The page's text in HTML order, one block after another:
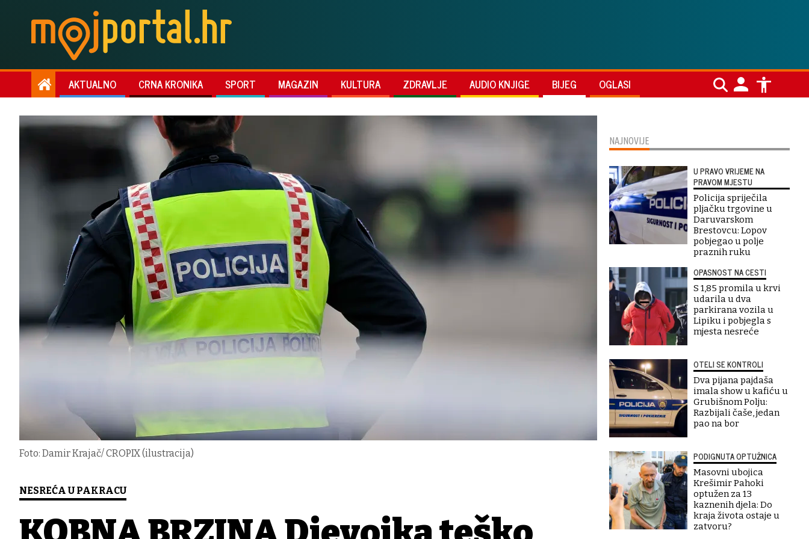
AKTUALNO CRNA KRONIKA SPORT MAGAZIN KULTURA ZDRAVLJE AUDIO KNJIGE BIJEG OGLASI
Foto: Damir Krajač/ CROPIX (ilustracija)
NESREĆA U PAKRACU
NAJNOVIJE
U PRAVO VRIJEME NA
PRAVOM MJESTU
Policija spriječila
pljačku trgovine u
Daruvarskom
Brestovcu: Lopov
pobjegao u polje
praznih ruku
OPASNOST NA CESTI
S 1,85 promila u krvi
udarila u dva
parkirana vozila u
Lipiku i pobjegla s
mjesta nesreće
OTELI SE KONTROLI
Dva pijana pajdaša
imala show u kafiću u
Grubišnom Polju:
Razbijali čaše, jedan
pao na bor
PODIGNUTA OPTUŽNICA
Masovni ubojica
Krešimir Pahoki
optužen za 13
kaznenih djela: Do
kraja života ostaje u
zatvoru?